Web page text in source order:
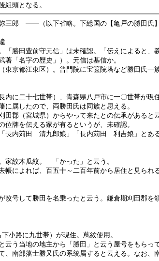
加へられ、後組頭となる
━━（以下省略。下総国の【亀戸の勝田氏】
鳩酢草 蔓輪
勝田豊前守元信」は未確認。「伝えによると
著「名字の歴史」）。元信は基信か。
京都江東区）。普門院に宝篋院塔など勝田氏一
に二十七世帯）、青森県八戸市に一〇世帯が現
に属したので、両勝田氏は同族と思える。
田郡（宮城県）からやって来たとの伝承があると
牌を伝える家が有るというが、未確認。
長内苅田 清九郎娘」「長内苅田 利吉娘」とあ
家紋木瓜紋。 「かった」と云う。
帳によれば、百五十～二百年前から居住と見ら
号して勝田を名乗ったと云う。鎌倉期刈田郡
小路に九世帯）が現住。蔦紋使用。
う当地の地主から「勝田」と云う屋号をもらっ
、南部藩士勝又氏の系統属すると云える。なお